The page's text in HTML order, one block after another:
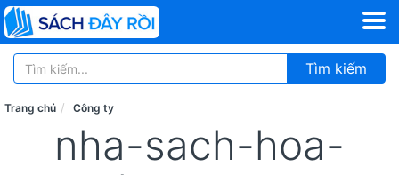
Tìm kiếm
Trang chủ Công ty
nha-sach-hoa-